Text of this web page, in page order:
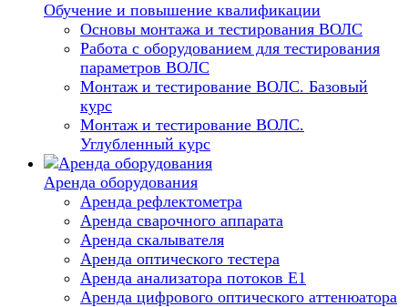
Обучение и повышение квалификации
Основы монтажа и тестирования ВОЛС
Работа с оборудованием для тестирования
параметров ВОЛС
Монтаж и тестирование ВОЛС. Базовый
курс
Монтаж и тестирование ВОЛС.
Углубленный курс
Аренда оборудования
Аренда рефлектометра
Аренда сварочного аппарата
Аренда скалывателя
Аренда оптического тестера
Аренда анализатора потоков Е1
Аренда цифрового оптического аттенюатора